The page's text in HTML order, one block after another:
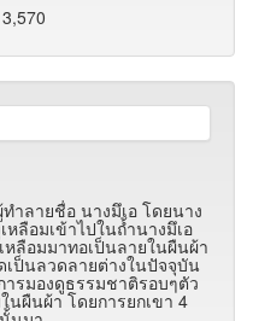
ำลายชื่อ นางมึเอ โดยนาง
ลือมเข้าไปในถ้ำนางมึเอ
หลือมมาทอเป็นลายในผืนผ้า
เป็นลวดลายต่างในปัจจุบัน
รมองดูธรรมชาติรอบๆตัว
ผืนผ้า โดยการยกเขา 4